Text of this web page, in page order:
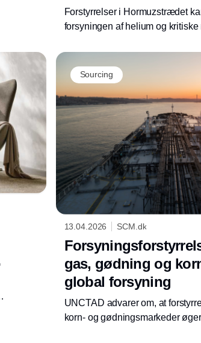
Forstyrrelser i Hormuzstrædet
forsyningen af helium og kritiske
og AI-infrastruktur.
Sourcing
13.04.2026 SCM.dk
gas, gødning og
global forsyning
UNCTAD advarer om, at
korn- og gødningsmarkeder